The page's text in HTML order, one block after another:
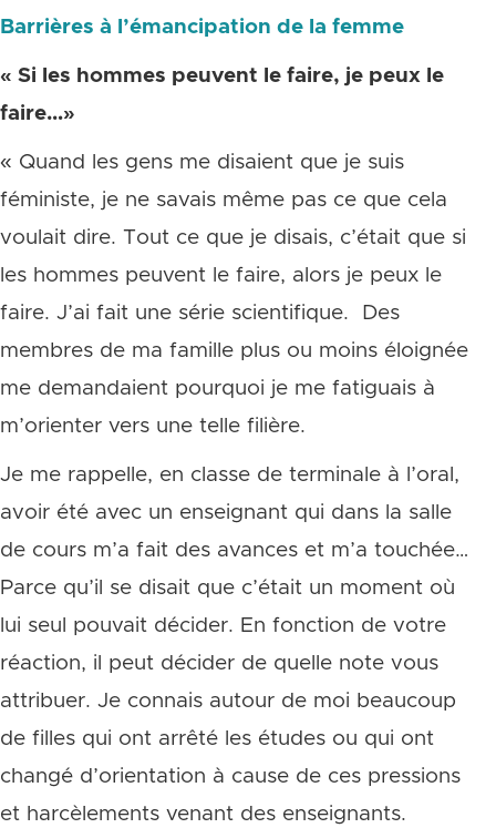
Barrières à l’émancipation de la femme
« Si les hommes peuvent le faire, je peux le
faire…»
« Quand les gens me disaient que je suis
féministe, je ne savais même pas ce que cela
voulait dire. Tout ce que je disais, c’était que si
les hommes peuvent le faire, alors je peux le
faire. J’ai fait une série scientifique. Des
membres de ma famille plus ou moins éloignée
me demandaient pourquoi je me fatiguais à
m’orienter vers une telle filière.
Je me rappelle, en classe de terminale à l’oral,
avoir été avec un enseignant qui dans la salle
de cours m’a fait des avances et m’a touchée…
Parce qu’il se disait que c’était un moment où
lui seul pouvait décider. En fonction de votre
réaction, il peut décider de quelle note vous
attribuer. Je connais autour de moi beaucoup
de filles qui ont arrêté les études ou qui ont
changé d’orientation à cause de ces pressions
et harcèlements venant des enseignants.